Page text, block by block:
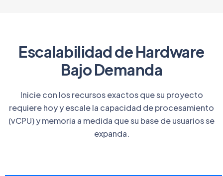
Escalabilidad de Hardware
Bajo Demanda
Inicie con los recursos exactos que su proyecto
requiere hoy y escale la capacidad de procesamiento
(vCPU) y memoria a medida que su base de usuarios se
expanda.